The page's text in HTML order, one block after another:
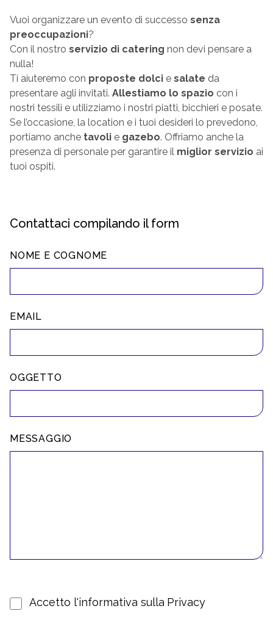
Vuoi organizzare un evento di successo senza
preoccupazioni?
Con il nostro servizio di catering non devi pensare a
nulla!
Ti aiuteremo con proposte dolci e salate da
presentare agli invitati. Allestiamo lo spazio con i
nostri tessili e utilizziamo i nostri piatti, bicchieri e posate.
Se l’occasione, la location e i tuoi desideri lo prevedono,
portiamo anche tavoli e gazebo. Offriamo anche la
presenza di personale per garantire il miglior servizio ai
tuoi ospiti.
Contattaci compilando il form
NOME E COGNOME
EMAIL
OGGETTO
MESSAGGIO
Accetto l'informativa sulla Privacy